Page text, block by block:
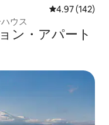
レビュー142
4.97 (142)
ウス
ン・アパート